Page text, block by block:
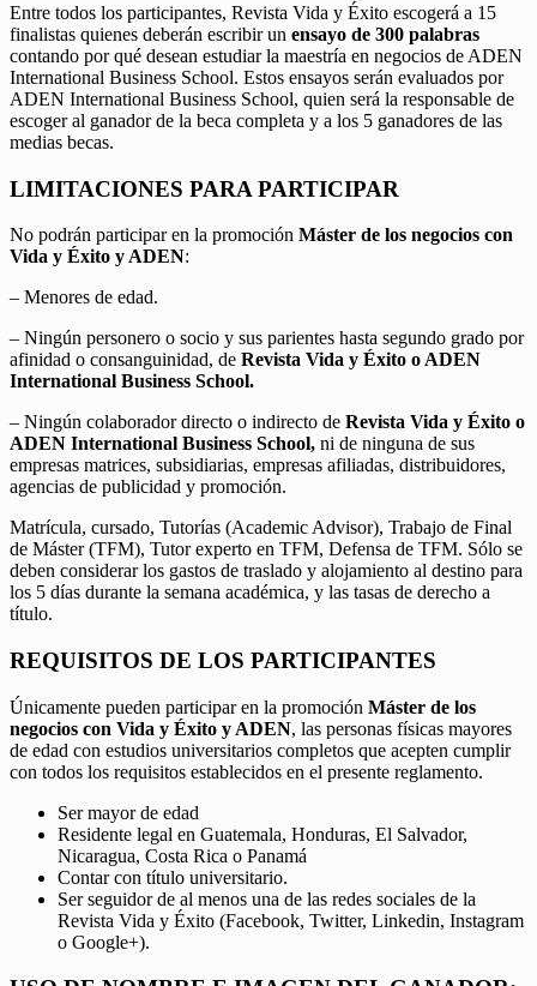
Entre todos los participantes, Revista Vida y Éxito escogerá a 15
finalistas quienes deberán escribir un ensayo de 300 palabras
contando por qué desean estudiar la maestría en negocios de ADEN
International Business School. Estos ensayos serán evaluados por
ADEN International Business School, quien será la responsable de
escoger al ganador de la beca completa y a los 5 ganadores de las
medias becas.
LIMITACIONES PARA PARTICIPAR
No podrán participar en la promoción Máster de los negocios con
Vida y Éxito y ADEN:
– Menores de edad.
– Ningún personero o socio y sus parientes hasta segundo grado por
afinidad o consanguinidad, de Revista Vida y Éxito o ADEN
International Business School.
– Ningún colaborador directo o indirecto de Revista Vida y Éxito o
ADEN International Business School, ni de ninguna de sus
empresas matrices, subsidiarias, empresas afiliadas, distribuidores,
agencias de publicidad y promoción.
Matrícula, cursado, Tutorías (Academic Advisor), Trabajo de Final
de Máster (TFM), Tutor experto en TFM, Defensa de TFM. Sólo se
deben considerar los gastos de traslado y alojamiento al destino para
los 5 días durante la semana académica, y las tasas de derecho a
título.
REQUISITOS DE LOS PARTICIPANTES
Únicamente pueden participar en la promoción Máster de los
negocios con Vida y Éxito y ADEN, las personas físicas mayores
de edad con estudios universitarios completos que acepten cumplir
con todos los requisitos establecidos en el presente reglamento.
Ser mayor de edad
Residente legal en Guatemala, Honduras, El Salvador,
Nicaragua, Costa Rica o Panamá
Contar con título universitario.
Ser seguidor de al menos una de las redes sociales de la
Revista Vida y Éxito (Facebook, Twitter, Linkedin, Instagram
o Google+).